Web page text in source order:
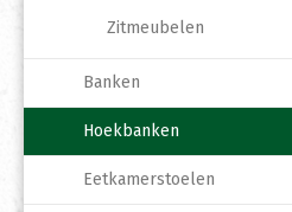
Zitmeubelen
Banken
Hoekbanken
Eetkamerstoelen